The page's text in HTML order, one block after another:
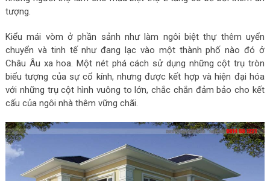
tượng.
Kiểu mái vòm ở phần sảnh như làm ngôi biệt thự thêm uyển
chuyển và tinh tế như đang lạc vào một thành phố nào đó ở
Châu Âu xa hoa. Một nét phá cách sử dụng những cột trụ tròn
biểu tượng của sự cổ kính, nhưng được kết hợp và hiện đại hóa
với những trụ cột hình vuông to lớn, chắc chắn đảm bảo cho kết
cấu của ngôi nhà thêm vững chãi.